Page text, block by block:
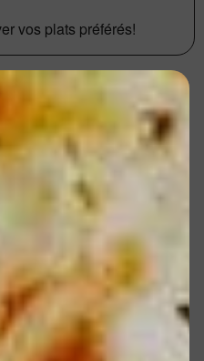
vos plats préférés!